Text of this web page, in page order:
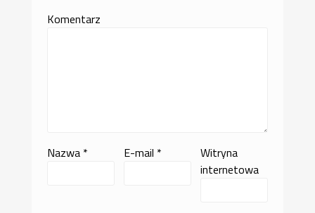
Komentarz
Nazwa * E-mail *
Witryna
internetowa